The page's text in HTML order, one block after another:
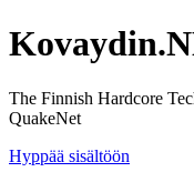
The Finnish Hardcore
QuakeNet
Hyppää sisältöön